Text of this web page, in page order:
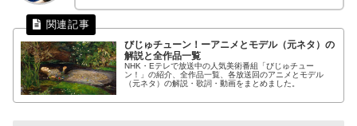
びじゅチューン！ーアニメとモデル（元ネタ）の
解説と全作品一覧
NHK・Eテレで放送中の人気美術番組「びじゅチュー
ン！」の紹介、全作品一覧、各放送回のアニメとモデル
（元ネタ）の解説・歌詞・動画をまとめました。